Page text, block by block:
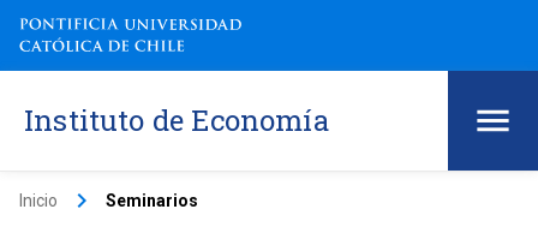
Instituto de Economía
Inicio keyboard_arrow_right Seminarios